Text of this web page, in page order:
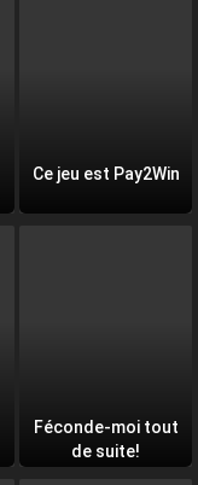
Ce jeu est Pay2Win
Féconde-moi tout
de suite!